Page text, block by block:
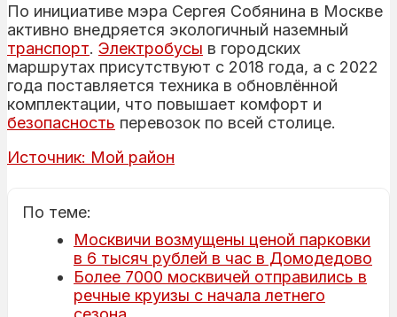
По инициативе мэра Сергея Собянина в Москве
активно внедряется экологичный наземный
транспорт. Электробусы в городских
маршрутах присутствуют с 2018 года, а с 2022
года поставляется техника в обновлённой
комплектации, что повышает комфорт и
безопасность перевозок по всей столице.
Источник: Мой район
По теме:
Москвичи возмущены ценой парковки
в 6 тысяч рублей в час в Домодедово
Более 7000 москвичей отправились в
речные круизы с начала летнего